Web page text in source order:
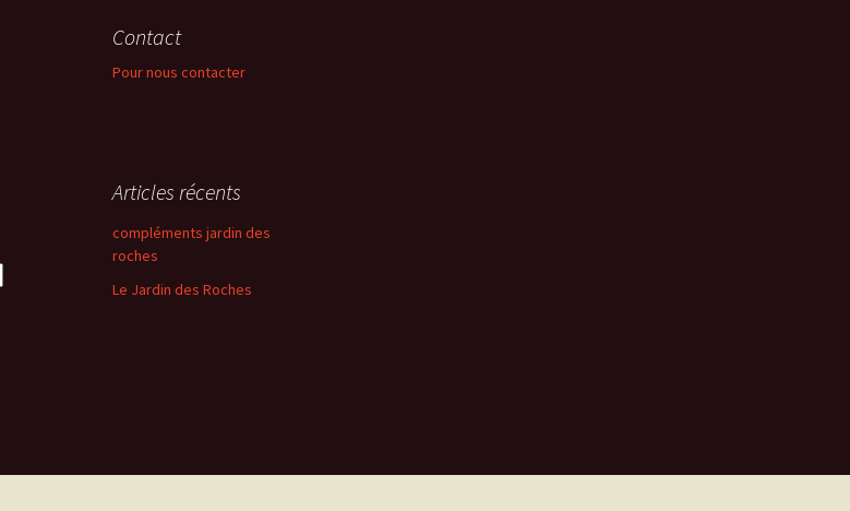
Contact
Pour nous contacter
Articles récents
compléments jardin des
roches
Le Jardin des Roches